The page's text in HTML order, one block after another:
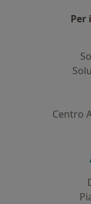
Per
Centro